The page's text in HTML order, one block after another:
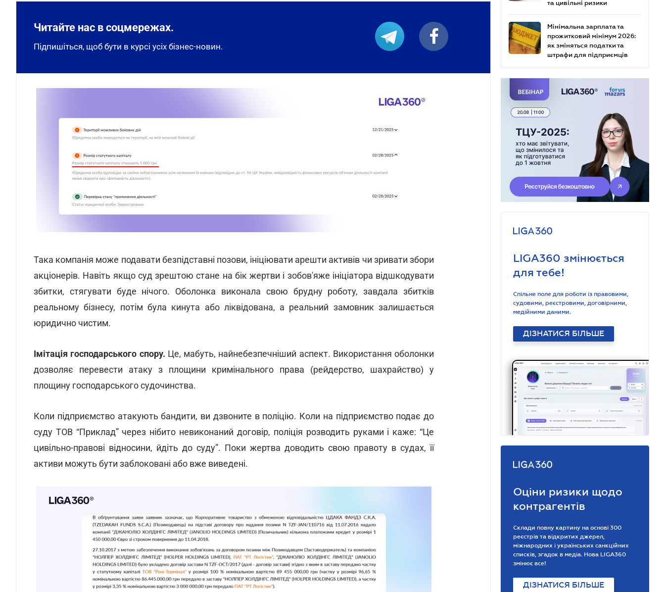
Читайте нас в соцмережах.
Підпишіться, щоб бути в курсі усіх бізнес-новин.
Така компанія може подавати безпідставні позови, ініціювати арешти активів чи зривати збори
акціонерів. Навіть якщо суд зрештою стане на бік жертви і зобов'яже ініціатора відшкодувати
збитки, стягувати буде нічого. Оболонка виконала свою брудну роботу, завдала збитків
реальному бізнесу, потім була кинута або ліквідована, а реальний замовник залишається
юридично чистим.
Імітація господарського спору. Це, мабуть, найнебезпечніший аспект. Використання оболонки
дозволяє перевести атаку з площини кримінального права (рейдерство, шахрайство) у
площину господарського судочинства.
Коли підприємство атакують бандити, ви дзвоните в поліцію. Коли на підприємство подає до
суду ТОВ “Приклад” через нібито невиконаний договір, поліція розводить руками і каже: “Це
цивільно-правові відносини, йдіть до суду”. Поки жертва доводить свою правоту в судах, її
активи можуть бути заблоковані або вже виведені.
та цивільні ризики
Мінімальна зарплата та
прожитковий мінімум 2026:
як зміняться податки та
штрафи для підприємців
LIGA360 змінюється
для тебе!
Спільне поле для роботи із правовими,
судовими, реєстровими, договірними,
медійними даними.
ДІЗНАТИСЯ БІЛЬШЕ
Оціни ризики щодо
контрагентів
Склади повну картину на основі 300
реєстрів та відкритих джерел,
міжнародних і українських санкційних
списків, згадок в медіа. Нова LIGA360
змінює все!
ДІЗНАТИСЯ БІЛЬШЕ